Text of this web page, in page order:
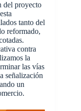
del proyecto
tanto del
reformado,
contra
la
las vías
señalización
un